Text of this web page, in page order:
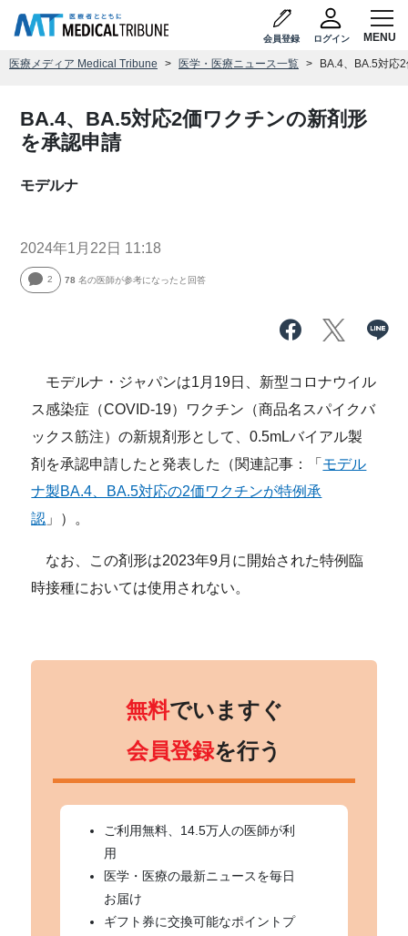
会員登録 ログイン
医療メディア Medical Tribune 医学・医療ニュース一覧 BA.4、BA.5対応
BA.4、BA.5対応2価ワクチンの新剤形
を承認申請
モデルナ
2024年1月22日 11:18
2 78 名の医師が参考になったと回答
モデルナ・ジャパンは1月19日、新型コロナウイル
ス感染症（COVID-19）ワクチン（商品名スパイクバ
ックス筋注）の新規剤形として、0.5mLバイアル製
剤を承認申請したと発表した（関連記事：「 モデル
ナ製BA.4、BA.5対応の2価ワクチンが特例承
認 」）。
なお、この剤形は2023年9月に開始された特例臨
時接種においては使用されない。
無料でいますぐ
会員登録を行う
ご利用無料、14.5万人の医師が利
用
医学・医療の最新ニュースを毎日
お届け
ギフト券に交換可能なポイントプ